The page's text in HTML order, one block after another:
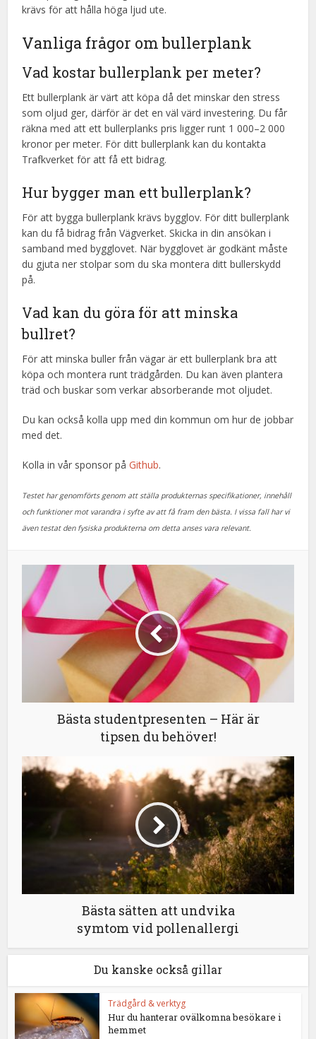
krävs för att hålla höga ljud ute.
Vanliga frågor om bullerplank
Vad kostar bullerplank per meter?
Ett bullerplank är värt att köpa då det minskar den stress
som oljud ger, därför är det en väl värd investering. Du får
räkna med att ett bullerplanks pris ligger runt 1 000–2 000
kronor per meter. För ditt bullerplank kan du kontakta
Trafkverket för att få ett bidrag.
Hur bygger man ett bullerplank?
För att bygga bullerplank krävs bygglov. För ditt bullerplank
kan du få bidrag från Vägverket. Skicka in din ansökan i
samband med bygglovet. När bygglovet är godkänt måste
du gjuta ner stolpar som du ska montera ditt bullerskydd
på.
Vad kan du göra för att minska
bullret?
För att minska buller från vägar är ett bullerplank bra att
köpa och montera runt trädgården. Du kan även plantera
träd och buskar som verkar absorberande mot oljudet.
Du kan också kolla upp med din kommun om hur de jobbar
med det.
Kolla in vår sponsor påGithub.
Testet har genomförts genom att ställa produkternas specifikationer, innehåll
och funktioner mot varandra i syfte av att få fram den bästa. I vissa fall har vi
även testat den fysiska produkterna om detta anses vara relevant.
Bästa studentpresenten – Här är
tipsen du behöver!
Bästa sätten att undvika
symtom vid pollenallergi
Du kanske också gillar
Trädgård & verktyg
Hur du hanterar ovälkomna besökare i
hemmet